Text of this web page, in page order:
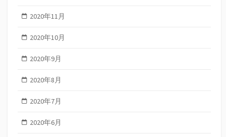
2020年11月
2020年10月
2020年9月
2020年8月
2020年7月
2020年6月